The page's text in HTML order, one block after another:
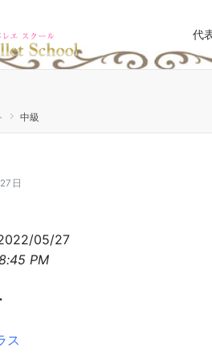
代
中級
日
05/27
PM
ス